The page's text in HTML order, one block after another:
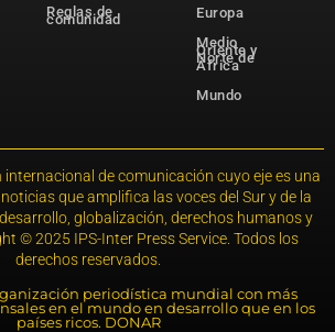
Reglas de
comunidad
Europa
Medio
Oriente y
Norte de
África
Mundo
internacional de comunicación cuyo eje es una
que amplifica las voces del Sur y de la
globalización, derechos humanos y
© 2025 IPS-Inter Press Service. Todos los
derechos reservados.
periodística mundial con más
en el mundo en desarrollo que en los
países ricos. DONAR